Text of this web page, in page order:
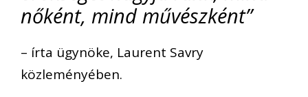
nőként, mind művészként”
– írta ügynöke, Laurent Savry
közleményében.